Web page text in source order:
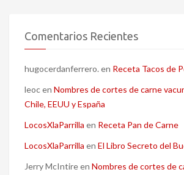
Comentarios Recientes
hugocerdanferrero. en Receta Tacos de
leocen Nombres de cortes de carne
Chile, EEUU y España
LocosXlaParrilla en Receta Pan de Carne
LocosXlaParrilla en El Libro Secreto del
Jerry McIntireen Nombres de cortes de